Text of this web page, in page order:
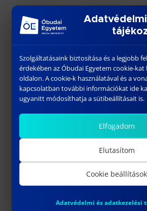
Szend-R Food Sandwich House
Székesfehérvár, Hadiárva street 4
szendvics, melegszendvics,
Szolgáltatásaink biztosítása és a legjobb
érdekében az Óbudai Egyetem cookie-kat
oldalon. A cookie-k használatával és a
kapcsolatban további információkat ide
ugyanitt módosíthatja a sütibeállításait is.
Elfogadom
Elutasítom
Cookie beállítások
Adatvédelmi és adatkezelési